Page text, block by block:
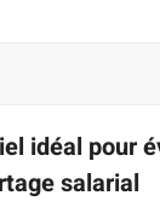
idéal pour
salarial